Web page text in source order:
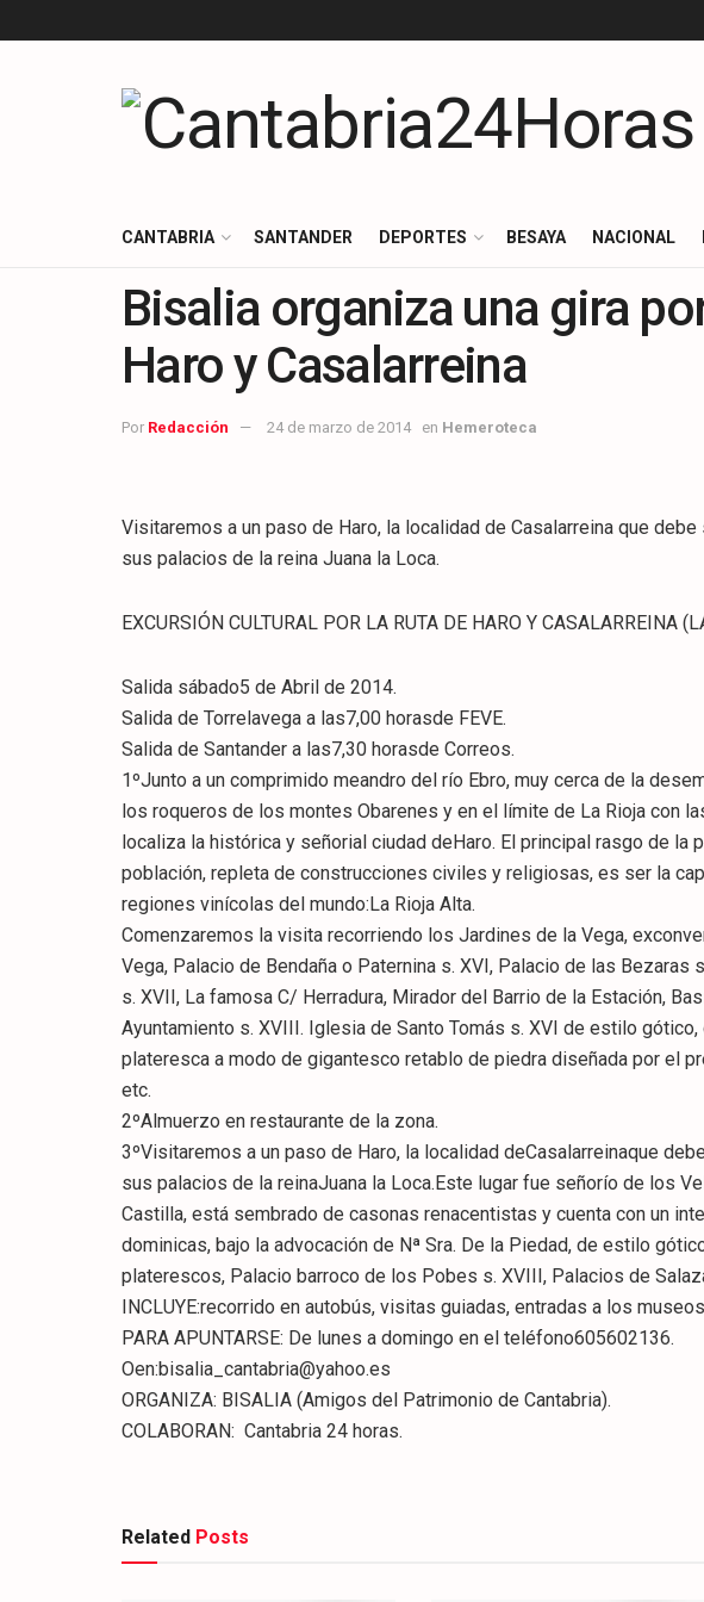
CANTABRIA SANTANDER DEPORTES BESAYA NACIONAL
Bisalia organiza una gira
Haro y Casalarreina
Por Redacción 24 de marzo de 2014 en Hemeroteca
Visitaremos a un paso de Haro, la localidad de Casalarreina que
sus palacios de la reina Juana la Loca.
EXCURSIÓN CULTURAL POR LA RUTA DE HARO Y CASALARREINA
Salida sábado5 de Abril de 2014.
Salida de Torrelavega a las7,00 horasde FEVE.
Salida de Santander a las7,30 horasde Correos.
1ºJunto a un comprimido meandro del río Ebro, muy cerca de la
los roqueros de los montes Obarenes y en el límite de La Rioja con
localiza la histórica y señorial ciudad deHaro. El principal rasgo de la
población, repleta de construcciones civiles y religiosas, es ser la
regiones vinícolas del mundo:La Rioja Alta.
Comenzaremos la visita recorriendo los Jardines de la Vega,
Vega, Palacio de Bendaña o Paternina s. XVI, Palacio de las Bezaras
s. XVII, La famosa C/ Herradura, Mirador del Barrio de la Estación,
Ayuntamiento s. XVIII. Iglesia de Santo Tomás s. XVI de estilo gótico,
plateresca a modo de gigantesco retablo de piedra diseñada por el
etc.
2ºAlmuerzo en restaurante de la zona.
3ºVisitaremos a un paso de Haro, la localidad deCasalarreinaque
sus palacios de la reinaJuana la Loca.Este lugar fue señorío de los
Castilla, está sembrado de casonas renacentistas y cuenta con un
dominicas, bajo la advocación de Nª Sra. De la Piedad, de estilo
platerescos, Palacio barroco de los Pobes s. XVIII, Palacios de
INCLUYE:recorrido en autobús, visitas guiadas, entradas a los
PARA APUNTARSE: De lunes a domingo en el teléfono605602136.
Oen:bisalia_cantabria@yahoo.es
ORGANIZA: BISALIA (Amigos del Patrimonio de Cantabria).
COLABORAN: Cantabria 24 horas.
Related Posts